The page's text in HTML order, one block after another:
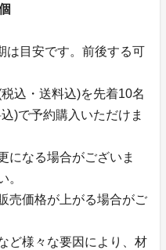
目安です。前後する可
込・送料込)を先着10名
)で予約購入いただけま
になる場合がございま
。
売価格が上がる場合がご
ど様々な要因により、材